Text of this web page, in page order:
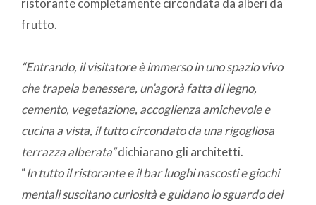
ristorante completamente circondata da alberi da
frutto.
“Entrando, il visitatore è immerso in uno spazio vivo
che trapela benessere, un’agorà fatta di legno,
cemento, vegetazione, accoglienza amichevole e
cucina a vista, il tutto circondato da una rigogliosa
terrazza alberata”dichiarano gli architetti.
“In tutto il ristorante e il bar luoghi nascosti e giochi
mentali suscitano curiosità e guidano lo sguardo dei